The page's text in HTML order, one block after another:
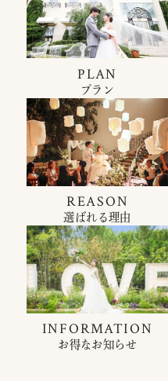
PLAN
プラン
REASON
選ばれる理由
INFORMATION
お得なお知らせ